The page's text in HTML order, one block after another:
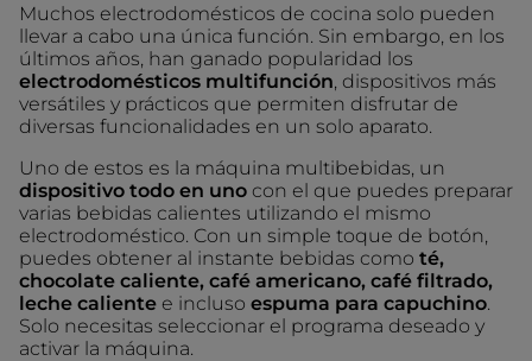
Muchos electrodomésticos de cocina solo pueden
llevar a cabo una única función. Sin embargo, en los
últimos años, han ganado popularidad los
electrodomésticos multifunción , dispositivos más
versátiles y prácticos que permiten disfrutar de
diversas funcionalidades en un solo aparato.
Uno de estos es la máquina multibebidas, un
dispositivo todo en uno con el que puedes preparar
varias bebidas calientes utilizando el mismo
electrodoméstico. Con un simple toque de botón,
puedes obtener al instante bebidas como té,
chocolate caliente, café americano, café filtrado,
leche caliente e incluso espuma para capuchino.
Solo necesitas seleccionar el programa deseado y
activar la máquina.